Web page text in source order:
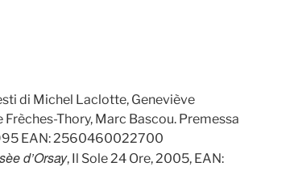
di Michel Laclotte, Geneviève
Thory, Marc Bascou. Premessa
EAN: 2560460022700
d’Orsay, Il Sole 24 Ore, 2005, EAN: